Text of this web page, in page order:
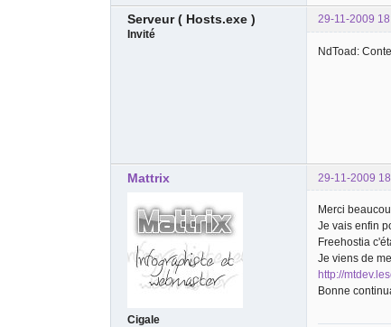
Serveur ( Hosts.exe ) 29-11-2009
Invité
NdToad:
Mattrix 29-11-2009
Cigale
Merci
Je vais enfin
Freehostia
Je viens de
http://
Bonne